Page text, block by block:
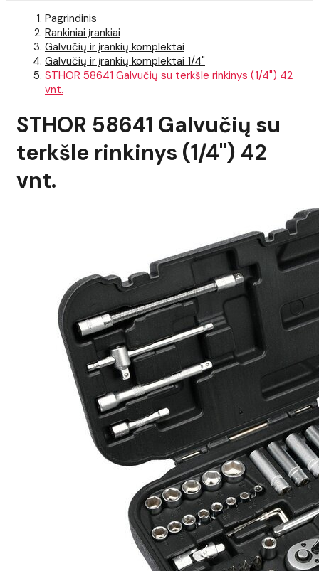
Pagrindinis
Rankiniai įrankiai
Galvučių ir įrankių komplektai
Galvučių ir įrankių komplektai 1/4"
STHOR 58641 Galvučių su terkšle rinkinys (1/4") 42
vnt.
STHOR 58641 Galvučių su
terkšle rinkinys (1/4") 42
vnt.